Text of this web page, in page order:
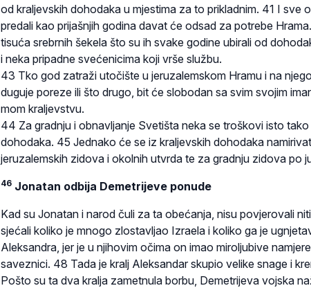
od kraljevskih dohodaka u mjestima za to prikladnim. 41 I sve
predali kao prijašnjih godina davat će odsad za potrebe
tisuća srebrnih šekela što su ih svake godine ubirali od
i neka pripadne svećenicima koji vrše službu.
43 Tko god zatraži utočište u jeruzalemskom Hramu i na
duguje poreze ili što drugo, bit će slobodan sa svim svojim
mom kraljevstvu.
44 Za gradnju i obnavljanje Svetišta neka se troškovi isto tako
dohodaka. 45 Jednako će se iz kraljevskih dohodaka
jeruzalemskih zidova i okolnih utvrda te za gradnju zidova po
46 Jonatan odbija Demetrijeve ponude
Kad su Jonatan i narod čuli za ta obećanja, nisu povjerovali
sjećali koliko je mnogo zlostavljao Izraela i koliko ga je
Aleksandra, jer je u njihovim očima on imao miroljubive
saveznici. 48 Tada je kralj Aleksandar skupio velike snage i
Pošto su ta dva kralja zametnula borbu, Demetrijeva vojska